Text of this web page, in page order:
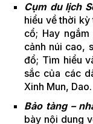
Cụm du lịch
hiểu về thời
cổ; Hay
cảnh núi cao,
đổ; Tìm hiểu
sắc của các
Xinh Mun, Dao.
Bảo tàng –
bày nội dung